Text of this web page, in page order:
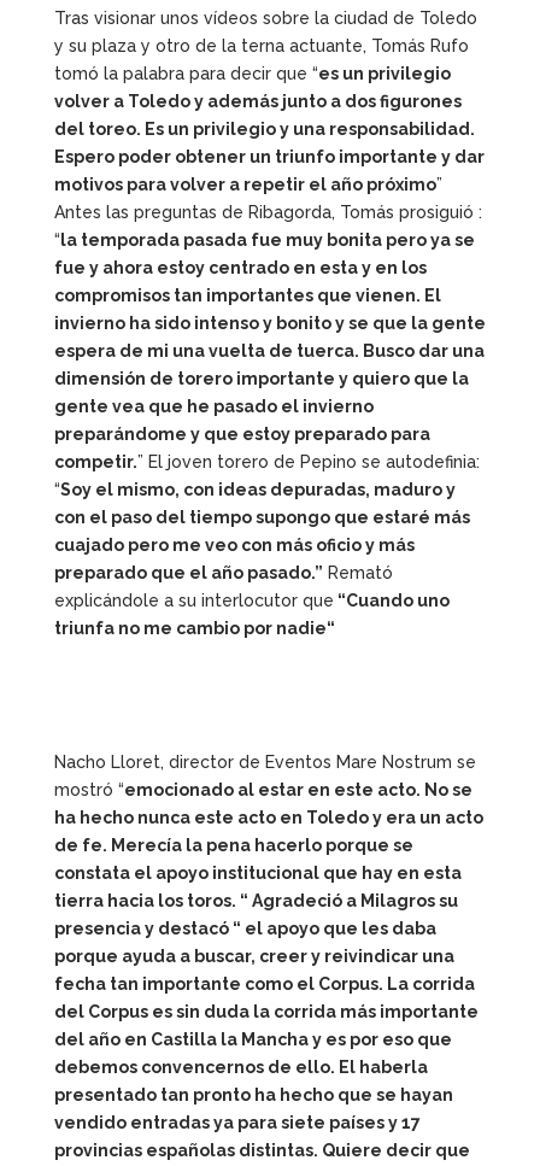
Tras visionar unos vídeos sobre la ciudad de Toledo
y su plaza y otro de la terna actuante, Tomás Rufo
tomó la palabra para decir que “es un privilegio
volver a Toledo y además junto a dos figurones
del toreo. Es un privilegio y una responsabilidad.
Espero poder obtener un triunfo importante y dar
motivos para volver a repetir el año próximo”
Antes las preguntas de Ribagorda, Tomás prosiguió :
“ la temporada pasada fue muy bonita pero ya se
fue y ahora estoy centrado en esta y en los
compromisos tan importantes que vienen. El
invierno ha sido intenso y bonito y se que la gente
espera de mi una vuelta de tuerca. Busco dar una
dimensión de torero importante y quiero que la
gente vea que he pasado el invierno
preparándome y que estoy preparado para
competir.” El joven torero de Pepino se autodefinia:
“Soy el mismo, con ideas depuradas, maduro y
con el paso del tiempo supongo que estaré más
cuajado pero me veo con más oficio y más
preparado que el año pasado.” Remató
explicándole a su interlocutor que “Cuando uno
triunfa no me cambio por nadie“
Nacho Lloret, director de Eventos Mare Nostrum se
mostró “emocionado al estar en este acto. No se
ha hecho nunca este acto en Toledo y era un acto
de fe. Merecía la pena hacerlo porque se
constata el apoyo institucional que hay en esta
tierra hacia los toros. “ Agradeció a Milagros su
presencia y destacó “ el apoyo que les daba
porque ayuda a buscar, creer y reivindicar una
fecha tan importante como el Corpus. La corrida
del Corpus es sin duda la corrida más importante
del año en Castilla la Mancha y es por eso que
debemos convencernos de ello. El haberla
presentado tan pronto ha hecho que se hayan
vendido entradas ya para siete países y 17
provincias españolas distintas. Quiere decir que